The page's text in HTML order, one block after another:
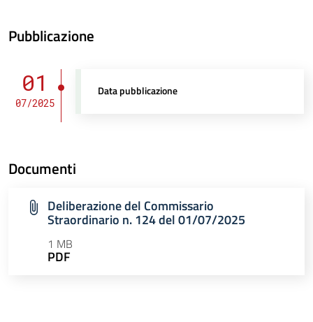
Pubblicazione
01
07/2025
Data pubblicazione
Documenti
Deliberazione del Commissario
Straordinario n. 124 del 01/07/2025
1 MB
PDF